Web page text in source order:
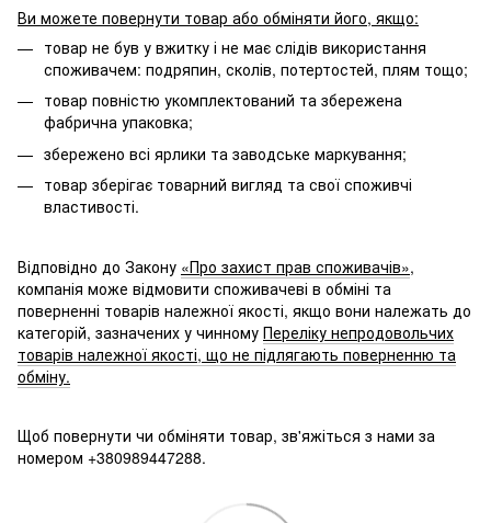
Ви можете повернути товар або обміняти його, якщо:
товар не був у вжитку і не має слідів використання
споживачем: подряпин, сколів, потертостей, плям тощо;
товар повністю укомплектований та збережена
фабрична упаковка;
збережено всі ярлики та заводське маркування;
товар зберігає товарний вигляд та свої споживчі
властивості.
Відповідно до Закону «Про захист прав споживачів»,
компанія може відмовити споживачеві в обміні та
поверненні товарів належної якості, якщо вони належать до
категорій, зазначених у чинному Переліку непродовольчих
товарів належної якості, що не підлягають поверненню та
обміну.
Щоб повернути чи обміняти товар, зв'яжіться з нами за
номером +380989447288.